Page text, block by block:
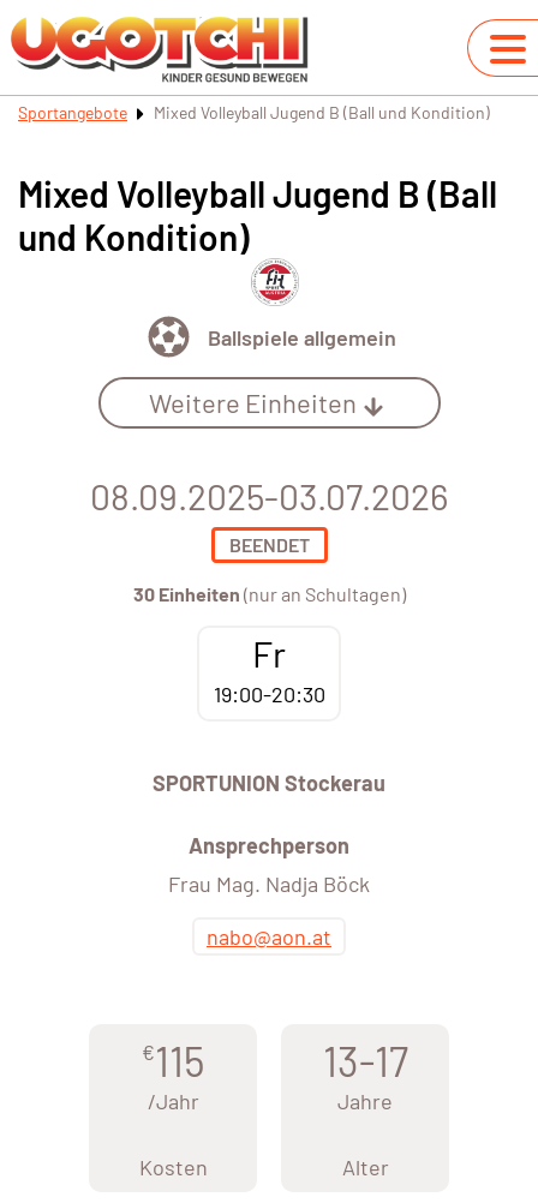
Sportangebote Mixed Volleyball Jugend B (Ball und Kondition)
Mixed Volleyball Jugend B (Ball
und Kondition)
Ballspiele allgemein
Weitere Einheiten
08.09.2025-03.07.2026
BEENDET
30 Einheiten (nur an Schultagen)
Fr
19:00-20:30
SPORTUNION Stockerau
Ansprechperson
Frau Mag. Nadja Böck
nabo@aon.at
€115
/Jahr
Kosten
13-17
Jahre
Alter